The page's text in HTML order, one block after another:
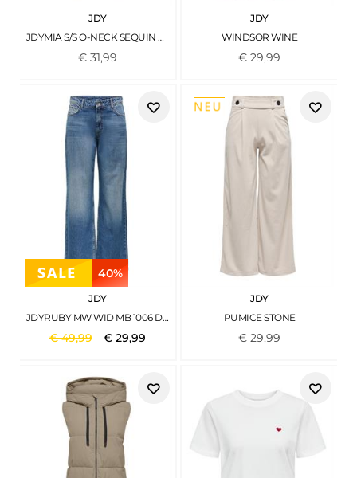
JDY
JDYMIA S/S O-NECK SEQUIN PULLOVER KNT PLAZA TAUPE
€ 31,99
JDY
WINDSOR WINE
€29,99
40%
JDY
JDYRUBY MW WID MB 1006 DNM NOOS MEDIUM BLUE DENIM
€49,99 € 29,99
JDY
PUMICE STONE
€29,99